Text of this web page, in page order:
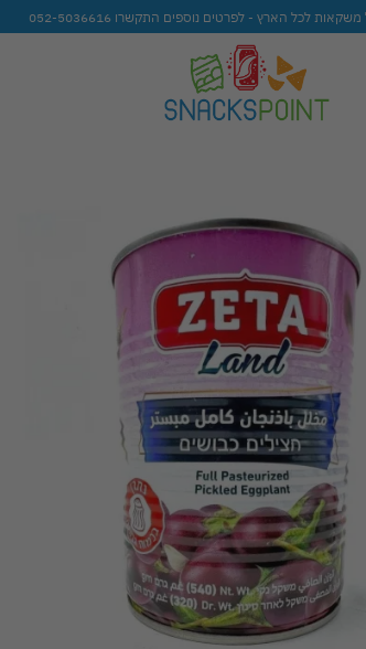
לכל הארץ - לפרטים נוספים התקשרו 052-5036616